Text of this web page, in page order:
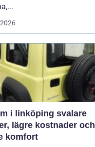
linköping svalare
lägre kostnader och
komfort